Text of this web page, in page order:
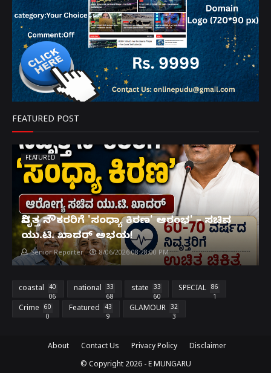
FEATURED POST
FEATURED
ನಿವೃತ್ತ ನೌಕರರಿಗೆ 'ಸಂಧ್ಯಾ ಕಿರಣ' ಆರಂಭ' – ಸಚಿವ
ಯು.ಟಿ. ಖಾದರ್ ಅಭಯ!
Senior Reporter 8/06/2026 08:28:00 PM
coastal
40
06
national
33
68
state
33
60
SPECIAL
86
1
Crime
60
0
Featured
43
9
GLAMOUR
32
3
About Contact Us Privacy Policy
Disclaimer
© Copyright 2026 -E MUNGARU